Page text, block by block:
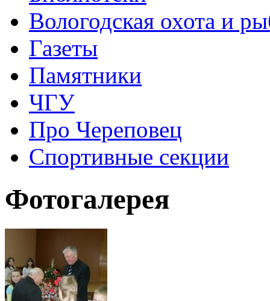
Вологодская охота и
Газеты
Памятники
ЧГУ
Про Череповец
Спортивные секции
Фотогалерея